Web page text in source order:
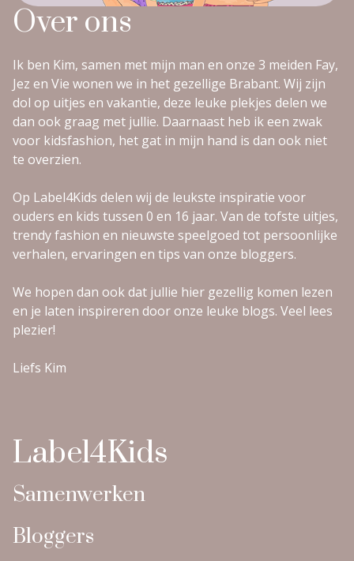
Over ons
Ik ben Kim, samen met mijn man en onze 3 meiden Fay,
Jez en Vie wonen we in het gezellige Brabant. Wij zijn
dol op uitjes en vakantie, deze leuke plekjes delen we
dan ook graag met jullie. Daarnaast heb ik een zwak
voor kidsfashion, het gat in mijn hand is dan ook niet
te overzien.
Op Label4Kids delen wij de leukste inspiratie voor
ouders en kids tussen 0 en 16 jaar. Van de tofste uitjes,
trendy fashion en nieuwste speelgoed tot persoonlijke
verhalen, ervaringen en tips van onze bloggers.
We hopen dan ook dat jullie hier gezellig komen lezen
en je laten inspireren door onze leuke blogs. Veel lees
plezier!
Liefs Kim
Label4Kids
Samenwerken
Bloggers